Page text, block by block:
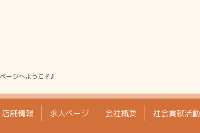
ージへようこそ♪
店舗情報 求人ページ 会社概要 社会貢献活動